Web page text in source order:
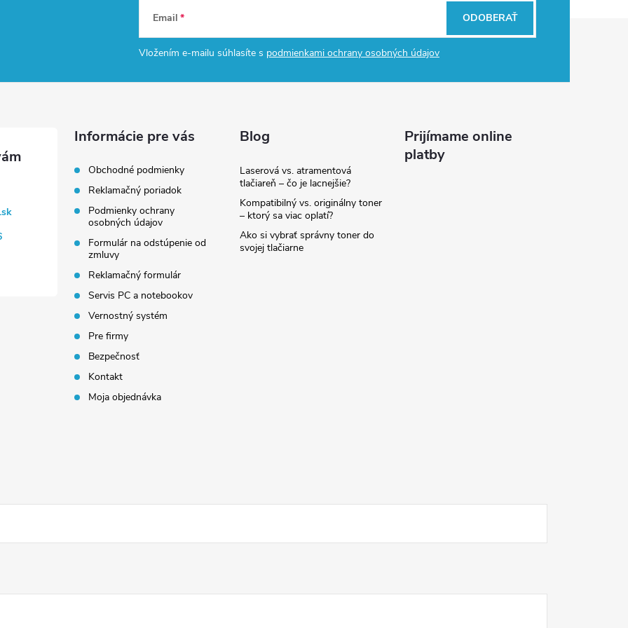
Email
Vložením e-mailu súhlasíte s podmienkami ochrany osobných údajov
ODOBERAŤ
Informácie pre vás
Obchodné podmienky
Reklamačný poriadok
Podmienky ochrany
osobných údajov
Formulár na odstúpenie od
zmluvy
Reklamačný formulár
Servis PC a notebookov
Vernostný systém
Pre firmy
Bezpečnosť
Kontakt
Moja objednávka
Blog
Laserová vs. atramentová
tlačiareň – čo je lacnejšie?
Kompatibilný vs. originálny toner
– ktorý sa viac oplatí?
Ako si vybrať správny toner do
svojej tlačiarne
Prijímame online
platby